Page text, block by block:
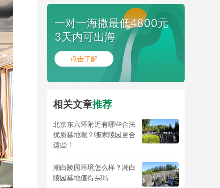
一对一海撒最低4800元
3天内可出海
点击了解
相关文章推荐
北京东六环附近有哪些合法
优质墓地呢？哪家陵园更合
适些！
潮白陵园环境怎么样？潮白
陵园墓地值得买吗